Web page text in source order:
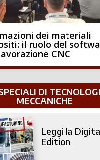
dei materiali
il ruolo del
CNC
DI
MECCANICHE
Leggi la
Edition